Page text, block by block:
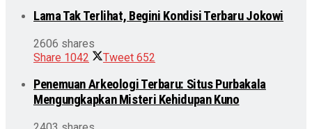
Lama Tak Terlihat, Begini Kondisi Terbaru Jokowi
2606 shares
Share 1042 Tweet 652
Penemuan Arkeologi Terbaru: Situs Purbakala
Mengungkapkan Misteri Kehidupan Kuno